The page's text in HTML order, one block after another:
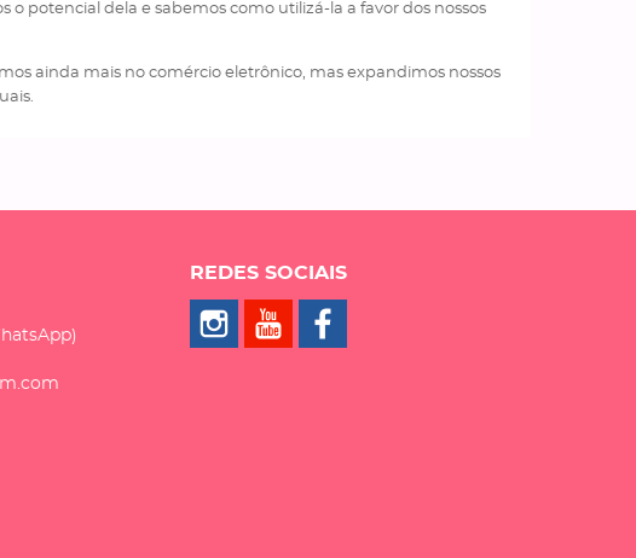
potencial dela e sabemos como utilizá-la a favor dos nossos
ainda mais no comércio eletrônico, mas expandimos nossos
REDES SOCIAIS